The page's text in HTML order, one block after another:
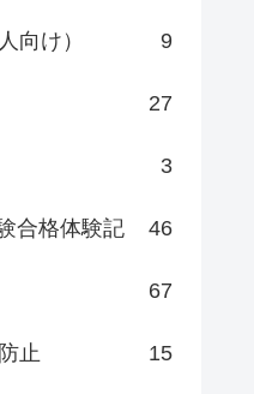
向け） 9
27
3
合格体験記 46
67
止 15